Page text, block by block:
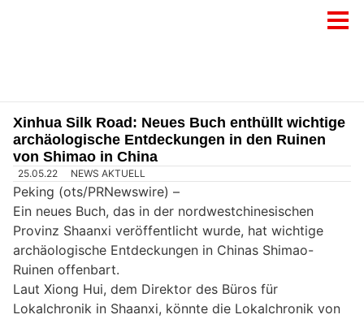
Xinhua Silk Road: Neues Buch enthüllt wichtige
archäologische Entdeckungen in den Ruinen
von Shimao in China
25.05.22 NEWS AKTUELL
Peking (ots/PRNewswire) –
Ein neues Buch, das in der nordwestchinesischen
Provinz Shaanxi veröffentlicht wurde, hat wichtige
archäologische Entdeckungen in Chinas Shimao-
Ruinen offenbart.
Laut Xiong Hui, dem Direktor des Büros für
Lokalchronik in Shaanxi, könnte die Lokalchronik von